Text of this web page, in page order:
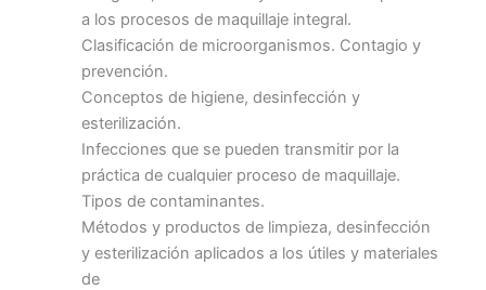
a los procesos de maquillaje integral.
Clasificación de microorganismos. Contagio y
prevención.
Conceptos de higiene, desinfección y
esterilización.
Infecciones que se pueden transmitir por la
práctica de cualquier proceso de maquillaje.
Tipos de contaminantes.
Métodos y productos de limpieza, desinfección
y esterilización aplicados a los útiles y materiales
de